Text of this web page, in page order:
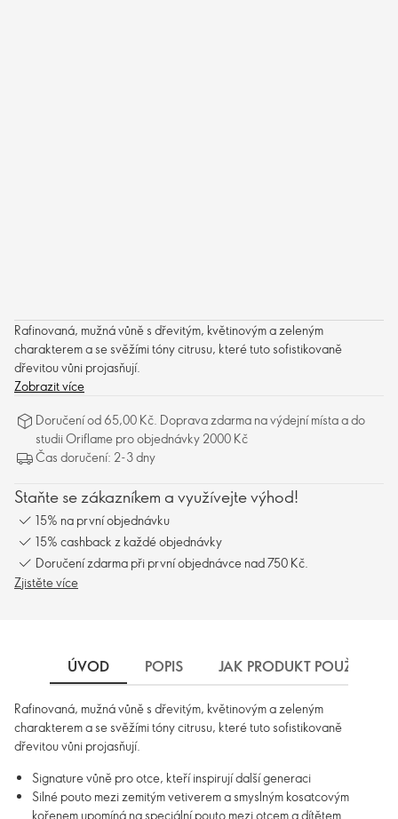
Rafinovaná, mužná vůně s dřevitým, květinovým a zeleným
charakterem a se svěžími tóny citrusu, které tuto sofistikovaně
dřevitou vůni projasňují.
Zobrazit více
Doručení od 65,00 Kč. Doprava zdarma na výdejní místa a do
studii Oriflame pro objednávky 2000 Kč
Čas doručení: 2-3 dny
Staňte se zákazníkem a využívejte výhod!
15% na první objednávku
15% cashback z každé objednávky
Doručení zdarma při první objednávce nad 750 Kč.
Zjistěte více
ÚVOD POPIS JAK PRODUKT POUŽÍVAT
Rafinovaná, mužná vůně s dřevitým, květinovým a zeleným
charakterem a se svěžími tóny citrusu, které tuto sofistikovaně
dřevitou vůni projasňují.
Signature vůně pro otce, kteří inspirují další generaci
Silné pouto mezi zemitým vetiverem a smyslným kosatcovým
kořenem upomíná na speciální pouto mezi otcem a dítětem